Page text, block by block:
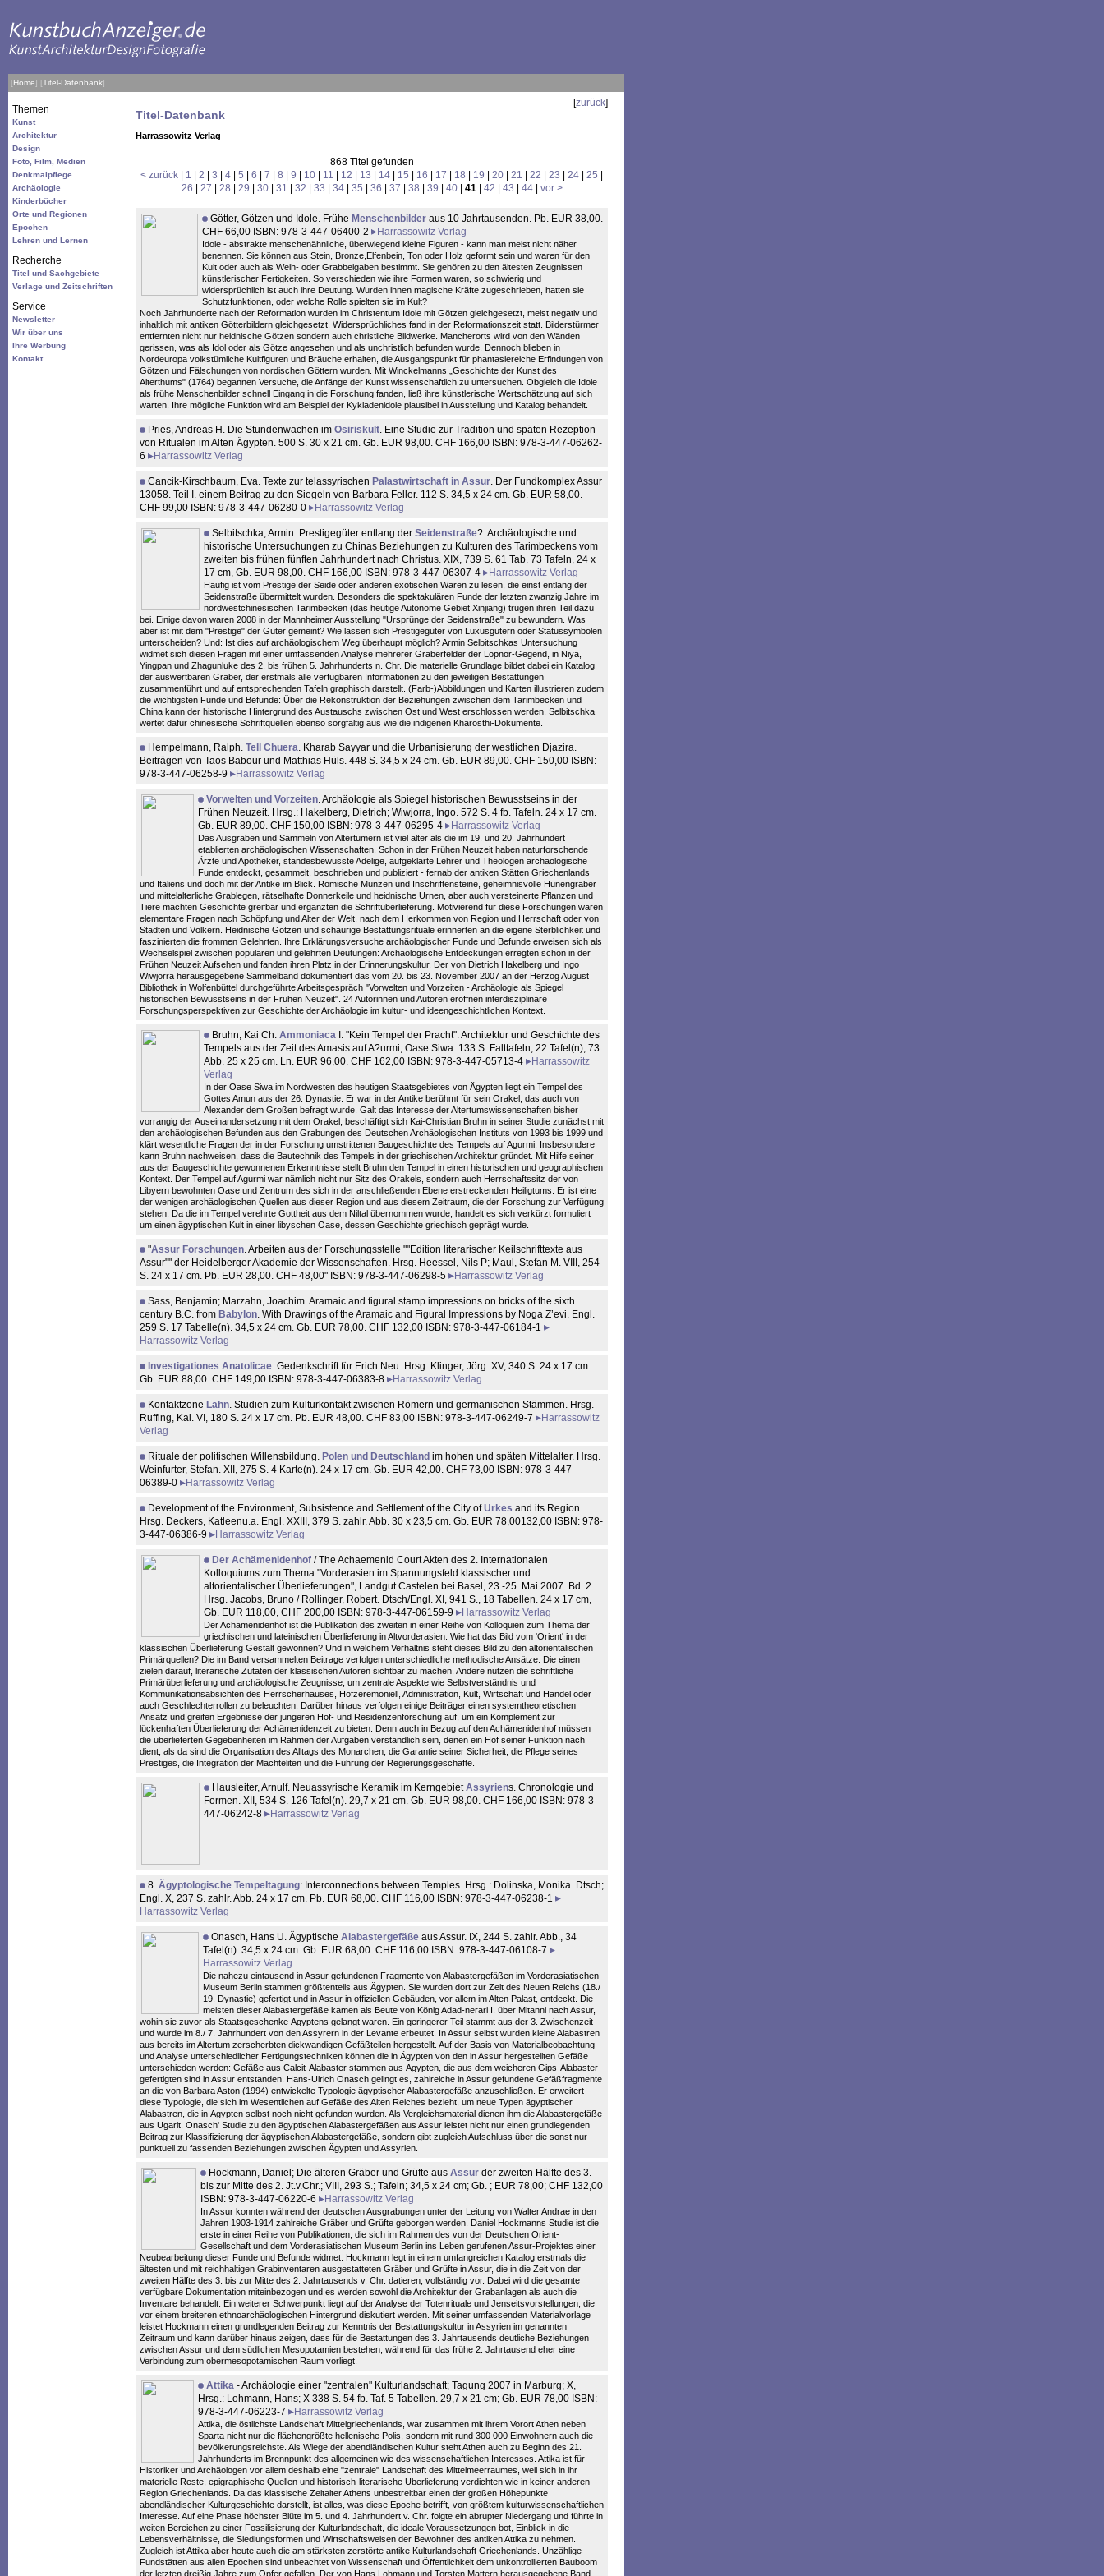
[Home] [Titel-Datenbank]
Themen
Kunst
Architektur
Design
Foto, Film, Medien
Denkmalpflege
Archäologie
Kinderbücher
Orte und Regionen
Epochen
Lehren und Lernen
Recherche
Titel und Sachgebiete
Verlage und Zeitschriften
Service
Newsletter
Wir über uns
Ihre Werbung
Kontakt
Titel-Datenbank
[zurück]
Harrassowitz Verlag
868 Titel gefunden
< zurück
1 2 3 4 5 6 7 8 9 10 11 12 13 14 15 16 17 18 19 20 21 22 23 24 25
26
27 28 29 30| 31 32 33 34| 35 36 37 38 39 40| 41| 42 43 44| vor >
Götter, Götzen und Idole. Frühe Menschenbilder aus 10 Jahrtausenden. Pb. EUR 38,00.
CHF 66,00 ISBN: 978-3-447-06400-2
Harrassowitz Verlag
Idole - abstrakte menschenähnliche, überwiegend kleine Figuren - kann man meist nicht näher
benennen. Sie können aus Stein, Bronze,Elfenbein, Ton oder Holz geformt sein und waren für den
Kult oder auch als Weih- oder Grabbeigaben bestimmt. Sie gehören zu den ältesten Zeugnissen
künstlerischer Fertigkeiten. So verschieden wie ihre Formen waren, so schwierig und
widersprüchlich ist auch ihre Deutung. Wurden ihnen magische Kräfte zugeschrieben, hatten sie
Schutzfunktionen, oder welche Rolle spielten sie im Kult?
Noch Jahrhunderte nach der Reformation wurden im Christentum Idole mit Götzen gleichgesetzt, meist negativ und
inhaltlich mit antiken Götterbildern gleichgesetzt. Widersprüchliches fand in der Reformationszeit statt. Bilderstürmer
entfernten nicht nur heidnische Götzen sondern auch christliche Bildwerke. Mancherorts wird von den Wänden
gerissen, was als Idol oder als Götze angesehen und als unchristlich befunden wurde. Dennoch blieben in
Nordeuropa volkstümliche Kultfiguren und Bräuche erhalten, die Ausgangspunkt für phantasiereiche Erfindungen von
Götzen und Fälschungen von nordischen Göttern wurden. Mit Winckelmanns „Geschichte der Kunst des
Alterthums" (1764) begannen Versuche, die Anfänge der Kunst wissenschaftlich zu untersuchen. Obgleich die Idole
als frühe Menschenbilder schnell Eingang in die Forschung fanden, ließ ihre künstlerische Wertschätzung auf sich
warten. Ihre mögliche Funktion wird am Beispiel der Kykladenidole plausibel in Ausstellung und Katalog behandelt.
Pries, Andreas H. Die Stundenwachen im Osiriskult. Eine Studie zur Tradition und späten Rezeption
von Ritualen im Alten Ägypten. 500 S. 30 x 21 cm. Gb. EUR 98,00. CHF 166,00 ISBN: 978-3-447-06262-
6
Harrassowitz Verlag
Cancik-Kirschbaum, Eva. Texte zur telassyrischen Palastwirtschaft in Assur. Der Fundkomplex Assur
13058. Teil I. einem Beitrag zu den Siegeln von Barbara Feller. 112 S. 34,5 x 24 cm. Gb. EUR 58,00.
CHF 99,00 ISBN: 978-3-447-06280-0
Harrassowitz Verlag
Selbitschka, Armin. Prestigegüter entlang der Seidenstraße?. Archäologische und
historische Untersuchungen zu Chinas Beziehungen zu Kulturen des Tarimbeckens vom
zweiten bis frühen fünften Jahrhundert nach Christus. XIX, 739 S. 61 Tab. 73 Tafeln, 24 x
17 cm, Gb. EUR 98,00. CHF 166,00 ISBN: 978-3-447-06307-4
Harrassowitz Verlag
Häufig ist vom Prestige der Seide oder anderen exotischen Waren zu lesen, die einst entlang der
Seidenstraße übermittelt wurden. Besonders die spektakulären Funde der letzten zwanzig Jahre im
nordwestchinesischen Tarimbecken (das heutige Autonome Gebiet Xinjiang) trugen ihren Teil dazu
bei. Einige davon waren 2008 in der Mannheimer Ausstellung "Ursprünge der Seidenstraße" zu bewundern. Was
aber ist mit dem "Prestige" der Güter gemeint? Wie lassen sich Prestigegüter von Luxusgütern oder Statussymbolen
unterscheiden? Und: Ist dies auf archäologischem Weg überhaupt möglich? Armin Selbitschkas Untersuchung
widmet sich diesen Fragen mit einer umfassenden Analyse mehrerer Gräberfelder der Lopnor-Gegend, in Niya,
Yingpan und Zhagunluke des 2. bis frühen 5. Jahrhunderts n. Chr. Die materielle Grundlage bildet dabei ein Katalog
der auswertbaren Gräber, der erstmals alle verfügbaren Informationen zu den jeweiligen Bestattungen
zusammenführt und auf entsprechenden Tafeln graphisch darstellt. (Farb-)Abbildungen und Karten illustrieren zudem
die wichtigsten Funde und Befunde: Über die Rekonstruktion der Beziehungen zwischen dem Tarimbecken und
China kann der historische Hintergrund des Austauschs zwischen Ost und West erschlossen werden. Selbitschka
wertet dafür chinesische Schriftquellen ebenso sorgfältig aus wie die indigenen Kharosthi-Dokumente.
Hempelmann, Ralph. Tell Chuera. Kharab Sayyar und die Urbanisierung der westlichen Djazira.
Beiträgen von Taos Babour und Matthias Hüls. 448 S. 34,5 x 24 cm. Gb. EUR 89,00. CHF 150,00 ISBN:
978-3-447-06258-9
Harrassowitz Verlag
Vorwelten und Vorzeiten. Archäologie als Spiegel historischen Bewusstseins in der
Frühen Neuzeit. Hrsg.: Hakelberg, Dietrich; Wiwjorra, Ingo. 572 S. 4 fb. Tafeln. 24 x 17 cm.
Gb. EUR 89,00. CHF 150,00 ISBN: 978-3-447-06295-4
Harrassowitz Verlag
Das Ausgraben und Sammeln von Altertümern ist viel älter als die im 19. und 20. Jahrhundert
etablierten archäologischen Wissenschaften. Schon in der Frühen Neuzeit haben naturforschende
Ärzte und Apotheker, standesbewusste Adelige, aufgeklärte Lehrer und Theologen archäologische
Funde entdeckt, gesammelt, beschrieben und publiziert - fernab der antiken Stätten Griechenlands
und Italiens und doch mit der Antike im Blick. Römische Münzen und Inschriftensteine, geheimnisvolle Hünengräber
und mittelalterliche Grablegen, rätselhafte Donnerkeile und heidnische Urnen, aber auch versteinerte Pflanzen und
Tiere machten Geschichte greifbar und ergänzten die Schriftüberlieferung. Motivierend für diese Forschungen waren
elementare Fragen nach Schöpfung und Alter der Welt, nach dem Herkommen von Region und Herrschaft oder von
Städten und Völkern. Heidnische Götzen und schaurige Bestattungsrituale erinnerten an die eigene Sterblichkeit und
faszinierten die frommen Gelehrten. Ihre Erklärungsversuche archäologischer Funde und Befunde erweisen sich als
Wechselspiel zwischen populären und gelehrten Deutungen: Archäologische Entdeckungen erregten schon in der
Frühen Neuzeit Aufsehen und fanden ihren Platz in der Erinnerungskultur. Der von Dietrich Hakelberg und Ingo
Wiwjorra herausgegebene Sammelband dokumentiert das vom 20. bis 23. November 2007 an der Herzog August
Bibliothek in Wolfenbüttel durchgeführte Arbeitsgespräch "Vorwelten und Vorzeiten - Archäologie als Spiegel
historischen Bewusstseins in der Frühen Neuzeit". 24 Autorinnen und Autoren eröffnen interdisziplinäre
Forschungsperspektiven zur Geschichte der Archäologie im kultur- und ideengeschichtlichen Kontext.
Bruhn, Kai Ch. Ammoniaca I. "Kein Tempel der Pracht". Architektur und Geschichte des
Tempels aus der Zeit des Amasis auf A?urmi, Oase Siwa. 133 S. Falttafeln, 22 Tafel(n), 73
Abb. 25 x 25 cm. Ln. EUR 96,00. CHF 162,00 ISBN: 978-3-447-05713-4
Harrassowitz
Verlag
In der Oase Siwa im Nordwesten des heutigen Staatsgebietes von Ägypten liegt ein Tempel des
Gottes Amun aus der 26. Dynastie. Er war in der Antike berühmt für sein Orakel, das auch von
Alexander dem Großen befragt wurde. Galt das Interesse der Altertumswissenschaften bisher
vorrangig der Auseinandersetzung mit dem Orakel, beschäftigt sich Kai-Christian Bruhn in seiner Studie zunächst mit
den archäologischen Befunden aus den Grabungen des Deutschen Archäologischen Instituts von 1993 bis 1999 und
klärt wesentliche Fragen der in der Forschung umstrittenen Baugeschichte des Tempels auf Agurmi. Insbesondere
kann Bruhn nachweisen, dass die Bautechnik des Tempels in der griechischen Architektur gründet. Mit Hilfe seiner
aus der Baugeschichte gewonnenen Erkenntnisse stellt Bruhn den Tempel in einen historischen und geographischen
Kontext. Der Tempel auf Agurmi war nämlich nicht nur Sitz des Orakels, sondern auch Herrschaftssitz der von
Libyern bewohnten Oase und Zentrum des sich in der anschließenden Ebene erstreckenden Heiligtums. Er ist eine
der wenigen archäologischen Quellen aus dieser Region und aus diesem Zeitraum, die der Forschung zur Verfügung
stehen. Da die im Tempel verehrte Gottheit aus dem Niltal übernommen wurde, handelt es sich verkürzt formuliert
um einen ägyptischen Kult in einer libyschen Oase, dessen Geschichte griechisch geprägt wurde.
"Assur Forschungen. Arbeiten aus der Forschungsstelle ""Edition literarischer Keilschrifttexte aus
Assur"" der Heidelberger Akademie der Wissenschaften. Hrsg. Heessel, Nils P; Maul, Stefan M. VIII, 254
S. 24 x 17 cm. Pb. EUR 28,00. CHF 48,00" ISBN: 978-3-447-06298-5
Harrassowitz Verlag
Sass, Benjamin; Marzahn, Joachim. Aramaic and figural stamp impressions on bricks of the sixth
century B.C. from Babylon. With Drawings of the Aramaic and Figural Impressions by Noga Z’evi. Engl.
259 S. 17 Tabelle(n). 34,5 x 24 cm. Gb. EUR 78,00. CHF 132,00 ISBN: 978-3-447-06184-1
Harrassowitz Verlag
Investigationes Anatolicae. Gedenkschrift für Erich Neu. Hrsg. Klinger, Jörg. XV, 340 S. 24 x 17 cm.
Gb. EUR 88,00. CHF 149,00 ISBN: 978-3-447-06383-8
Harrassowitz Verlag
Kontaktzone Lahn. Studien zum Kulturkontakt zwischen Römern und germanischen Stämmen. Hrsg.
Ruffing, Kai. VI, 180 S. 24 x 17 cm. Pb. EUR 48,00. CHF 83,00 ISBN: 978-3-447-06249-7
Harrassowitz
Verlag
Rituale der politischen Willensbildung. Polen und Deutschland im hohen und späten Mittelalter. Hrsg.
Weinfurter, Stefan. XII, 275 S. 4 Karte(n). 24 x 17 cm. Gb. EUR 42,00. CHF 73,00 ISBN: 978-3-447-
06389-0
Harrassowitz Verlag
Development of the Environment, Subsistence and Settlement of the City ofUrkes and its Region.
Hrsg. Deckers, Katleenu.a. Engl. XXIII, 379 S. zahlr. Abb. 30 x 23,5 cm. Gb. EUR 78,00132,00 ISBN: 978-
3-447-06386-9
Harrassowitz Verlag
Der Achämenidenhof / The Achaemenid Court Akten des 2. Internationalen
Kolloquiums zum Thema "Vorderasien im Spannungsfeld klassischer und
altorientalischer Überlieferungen", Landgut Castelen bei Basel, 23.-25. Mai 2007. Bd. 2.
Hrsg. Jacobs, Bruno / Rollinger, Robert. Dtsch/Engl. XI, 941 S., 18 Tabellen. 24 x 17 cm,
Gb. EUR 118,00, CHF 200,00 ISBN: 978-3-447-06159-9
Harrassowitz Verlag
Der Achämenidenhof ist die Publikation des zweiten in einer Reihe von Kolloquien zum Thema der
griechischen und lateinischen Überlieferung in Altvorderasien. Wie hat das Bild vom 'Orient' in der
klassischen Überlieferung Gestalt gewonnen? Und in welchem Verhältnis steht dieses Bild zu den altorientalischen
Primärquellen? Die im Band versammelten Beitrage verfolgen unterschiedliche methodische Ansätze. Die einen
zielen darauf, literarische Zutaten der klassischen Autoren sichtbar zu machen. Andere nutzen die schriftliche
Primärüberlieferung und archäologische Zeugnisse, um zentrale Aspekte wie Selbstverständnis und
Kommunikationsabsichten des Herrscherhauses, Hofzeremoniell, Administration, Kult, Wirtschaft und Handel oder
auch Geschlechterrollen zu beleuchten. Darüber hinaus verfolgen einige Beiträger einen systemtheoretischen
Ansatz und greifen Ergebnisse der jüngeren Hof- und Residenzenforschung auf, um ein Komplement zur
lückenhaften Überlieferung der Achämenidenzeit zu bieten. Denn auch in Bezug auf den Achämenidenhof müssen
die überlieferten Gegebenheiten im Rahmen der Aufgaben verständlich sein, denen ein Hof seiner Funktion nach
dient, als da sind die Organisation des Alltags des Monarchen, die Garantie seiner Sicherheit, die Pflege seines
Prestiges, die Integration der Machteliten und die Führung der Regierungsgeschäfte.
Hausleiter, Arnulf. Neuassyrische Keramik im KerngebietAssyriens. Chronologie und
Formen. XII, 534 S. 126 Tafel(n). 29,7 x 21 cm. Gb. EUR 98,00. CHF 166,00 ISBN: 978-3-
447-06242-8
Harrassowitz Verlag
8. Ägyptologische Tempeltagung: Interconnections between Temples. Hrsg.: Dolinska, Monika. Dtsch;
Engl. X, 237 S. zahlr. Abb. 24 x 17 cm. Pb. EUR 68,00. CHF 116,00 ISBN: 978-3-447-06238-1
Harrassowitz Verlag
Onasch, Hans U. Ägyptische Alabastergefäße aus Assur. IX, 244 S. zahlr. Abb., 34
Tafel(n). 34,5 x 24 cm. Gb. EUR 68,00. CHF 116,00 ISBN: 978-3-447-06108-7
Harrassowitz Verlag
Die nahezu eintausend in Assur gefundenen Fragmente von Alabastergefäßen im Vorderasiatischen
Museum Berlin stammen größtenteils aus Ägypten. Sie wurden dort zur Zeit des Neuen Reichs (18./
19. Dynastie) gefertigt und in Assur in offiziellen Gebäuden, vor allem im Alten Palast, entdeckt. Die
meisten dieser Alabastergefäße kamen als Beute von König Adad-nerari I. über Mitanni nach Assur,
wohin sie zuvor als Staatsgeschenke Ägyptens gelangt waren. Ein geringerer Teil stammt aus der 3. Zwischenzeit
und wurde im 8./ 7. Jahrhundert von den Assyrern in der Levante erbeutet. In Assur selbst wurden kleine Alabastren
aus bereits im Altertum zerscherbten dickwandigen Gefäßteilen hergestellt. Auf der Basis von Materialbeobachtung
und Analyse unterschiedlicher Fertigungstechniken können die in Ägypten von den in Assur hergestellten Gefäße
unterschieden werden: Gefäße aus Calcit-Alabaster stammen aus Ägypten, die aus dem weicheren Gips-Alabaster
gefertigten sind in Assur entstanden. Hans-Ulrich Onasch gelingt es, zahlreiche in Assur gefundene Gefäßfragmente
an die von Barbara Aston (1994) entwickelte Typologie ägyptischer Alabastergefäße anzuschließen. Er erweitert
diese Typologie, die sich im Wesentlichen auf Gefäße des Alten Reiches bezieht, um neue Typen ägyptischer
Alabastren, die in Ägypten selbst noch nicht gefunden wurden. Als Vergleichsmaterial dienen ihm die Alabastergefäße
aus Ugarit. Onasch' Studie zu den ägyptischen Alabastergefäßen aus Assur leistet nicht nur einen grundlegenden
Beitrag zur Klassifizierung der ägyptischen Alabastergefäße, sondern gibt zugleich Aufschluss über die sonst nur
punktuell zu fassenden Beziehungen zwischen Ägypten und Assyrien.
Hockmann, Daniel; Die älteren Gräber und Grüfte aus Assur der zweiten Hälfte des 3.
bis zur Mitte des 2. Jt.v.Chr.; VIII, 293 S.; Tafeln; 34,5 x 24 cm; Gb. ; EUR 78,00; CHF 132,00
ISBN: 978-3-447-06220-6
Harrassowitz Verlag
In Assur konnten während der deutschen Ausgrabungen unter der Leitung von Walter Andrae in den
Jahren 1903-1914 zahlreiche Gräber und Grüfte geborgen werden. Daniel Hockmanns Studie ist die
erste in einer Reihe von Publikationen, die sich im Rahmen des von der Deutschen Orient-
Gesellschaft und dem Vorderasiatischen Museum Berlin ins Leben gerufenen Assur-Projektes einer
Neubearbeitung dieser Funde und Befunde widmet. Hockmann legt in einem umfangreichen Katalog erstmals die
ältesten und mit reichhaltigen Grabinventaren ausgestatteten Gräber und Grüfte in Assur, die in die Zeit von der
zweiten Hälfte des 3. bis zur Mitte des 2. Jahrtausends v. Chr. datieren, vollständig vor. Dabei wird die gesamte
verfügbare Dokumentation miteinbezogen und es werden sowohl die Architektur der Grabanlagen als auch die
Inventare behandelt. Ein weiterer Schwerpunkt liegt auf der Analyse der Totenrituale und Jenseitsvorstellungen, die
vor einem breiteren ethnoarchäologischen Hintergrund diskutiert werden. Mit seiner umfassenden Materialvorlage
leistet Hockmann einen grundlegenden Beitrag zur Kenntnis der Bestattungskultur in Assyrien im genannten
Zeitraum und kann darüber hinaus zeigen, dass für die Bestattungen des 3. Jahrtausends deutliche Beziehungen
zwischen Assur und dem südlichen Mesopotamien bestehen, während für das frühe 2. Jahrtausend eher eine
Verbindung zum obermesopotamischen Raum vorliegt.
Attika - Archäologie einer "zentralen" Kulturlandschaft; Tagung 2007 in Marburg; X,
Hrsg.: Lohmann, Hans; X 338 S. 54 fb. Taf. 5 Tabellen. 29,7 x 21 cm; Gb. EUR 78,00 ISBN:
978-3-447-06223-7
Harrassowitz Verlag
Attika, die östlichste Landschaft Mittelgriechenlands, war zusammen mit ihrem Vorort Athen neben
Sparta nicht nur die flächengrößte hellenische Polis, sondern mit rund 300 000 Einwohnern auch die
bevölkerungsreichste. Als Wiege der abendländischen Kultur steht Athen auch zu Beginn des 21.
Jahrhunderts im Brennpunkt des allgemeinen wie des wissenschaftlichen Interesses. Attika ist für
Historiker und Archäologen vor allem deshalb eine "zentrale" Landschaft des Mittelmeerraumes, weil sich in ihr
materielle Reste, epigraphische Quellen und historisch-literarische Überlieferung verdichten wie in keiner anderen
Region Griechenlands. Da das klassische Zeitalter Athens unbestreitbar einen der großen Höhepunkte
abendländischer Kulturgeschichte darstellt, ist alles, was diese Epoche betrifft, von größtem kulturwissenschaftlichen
Interesse. Auf eine Phase höchster Blüte im 5. und 4. Jahrhundert v. Chr. folgte ein abrupter Niedergang und führte in
weiten Bereichen zu einer Fossilisierung der Kulturlandschaft, die ideale Voraussetzungen bot, Einblick in die
Lebensverhältnisse, die Siedlungsformen und Wirtschaftsweisen der Bewohner des antiken Attika zu nehmen.
Zugleich ist Attika aber heute auch die am stärksten zerstörte antike Kulturlandschaft Griechenlands. Unzählige
Fundstätten aus allen Epochen sind unbeachtet von Wissenschaft und Öffentlichkeit dem unkontrollierten Bauboom
der letzten dreißig Jahre zum Opfer gefallen. Der von Hans Lohmann und Torsten Mattern herausgegebene Band